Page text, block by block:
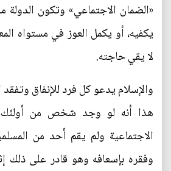
«الضمان الاجتماعي» وتكون الدولة
يكفيه، أو يكمل العوز في مستواه
لا يقي حاجته.
والإسلام يدعو كل فرد للإنفاق
هذا أنه لو وجد شخص من أولئك
الاجتماعية ولم يقم أحد من
وفقره بإسعافه وهو قادر على ذلك